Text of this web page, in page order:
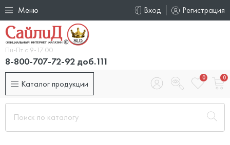
Меню Вход Регистрация
Пн-Пт с 9-17.00
8-800-707-72-92 доб.111
Каталог продукции
0 0